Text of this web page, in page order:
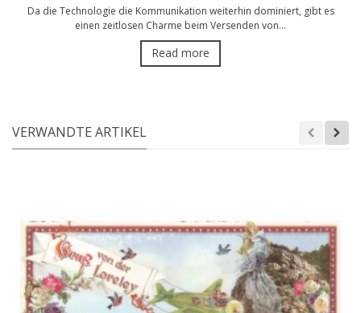
Da die Technologie die Kommunikation weiterhin dominiert, gibt es
einen zeitlosen Charme beim Versenden von...
Read more
VERWANDTE ARTIKEL